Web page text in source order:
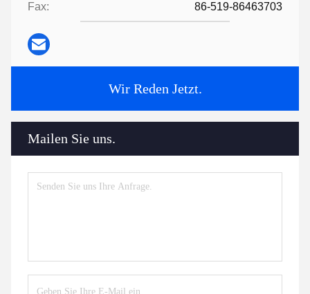
Fax: 86-519-86463703
Wir Reden Jetzt.
Mailen Sie uns.